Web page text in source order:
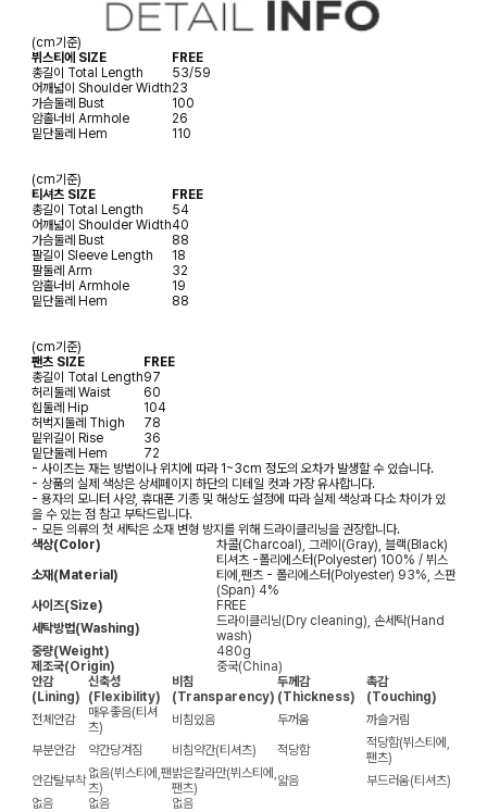
(cm기준)
뷔스티에 SIZE
FREE
총길이 Total Length
53/59
어깨넓이 Shoulder Width23
가슴둘레 Bust
100
암홀너비 Armhole
26
밑단둘레 Hem 110
(cm기준)
티셔츠 SIZE
FREE
총길이 Total Length
54
어깨넓이 Shoulder Width40
가슴둘레 Bust
88
팔길이 Sleeve Length
18
팔둘레 Arm
32
암홀너비 Armhole
19
밑단둘레 Hem 88
(cm기준)
팬츠 SIZE
FREE
총길이 Total Length97
허리둘레 Waist
60
힙둘레 Hip
104
허벅지둘레 Thigh
78
밑위길이 Rise
36
밑단둘레 Hem
72
- 사이즈는 재는 방법이나 위치에 따라 1~3cm 정도의 오차가 발생할 수 있습니다.
- 상품의 실제 색상은 상세페이지 하단의 디테일 컷과 가장 유사합니다.
- 용자의 모니터 사양, 휴대폰 기종 및 해상도 설정에 따라 실제 색상과 다소 차이가 있
을 수 있는 점 참고 부탁드립니다.
- 모든 의류의 첫 세탁은 소재 변형 방지를 위해 드라이클리닝을 권장합니다.
색상(Color)
차콜(Charcoal), 그레이(Gray), 블랙(Black)
소재(Material)
티셔츠 -폴리에스터(Polyester) 100% / 뷔스
티에,팬츠 - 폴리에스터(Polyester) 93%, 스판
(Span) 4%
사이즈(Size)
FREE
세탁방법(Washing)
드라이클리닝(Dry cleaning), 손세탁(Hand
wash)
중량(Weight)
480g
제조국(Origin)
중국(China)
안감
(Lining)
신축성
(Flexibility)
비침
(Transparency)
두께감
(Thickness)
촉감
(Touching)
전체안감
매우좋음(티셔
츠)
비침있음 두꺼움
까슬거림
부분안감
약간당겨짐 비침약간(티셔츠) 적당함
적당함(뷔스티에,
팬츠)
안감탈부착 없음(뷔스티에,팬
츠)
밝은칼라만(뷔스티에,
팬츠)
얇음
부드러움(티셔츠)
없음
없음 없음